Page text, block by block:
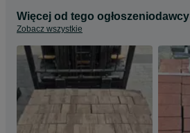
Więcej od tego ogłoszeniodawcy
Zobacz wszystkie